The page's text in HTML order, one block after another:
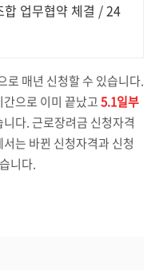
업무협약 체결 / 24
로 매년 신청할 수 있습니다.
으로 이미 끝났고5.1일부
니다. 근로장려금 신청자격
는 바뀐 신청자격과 신청
니다.